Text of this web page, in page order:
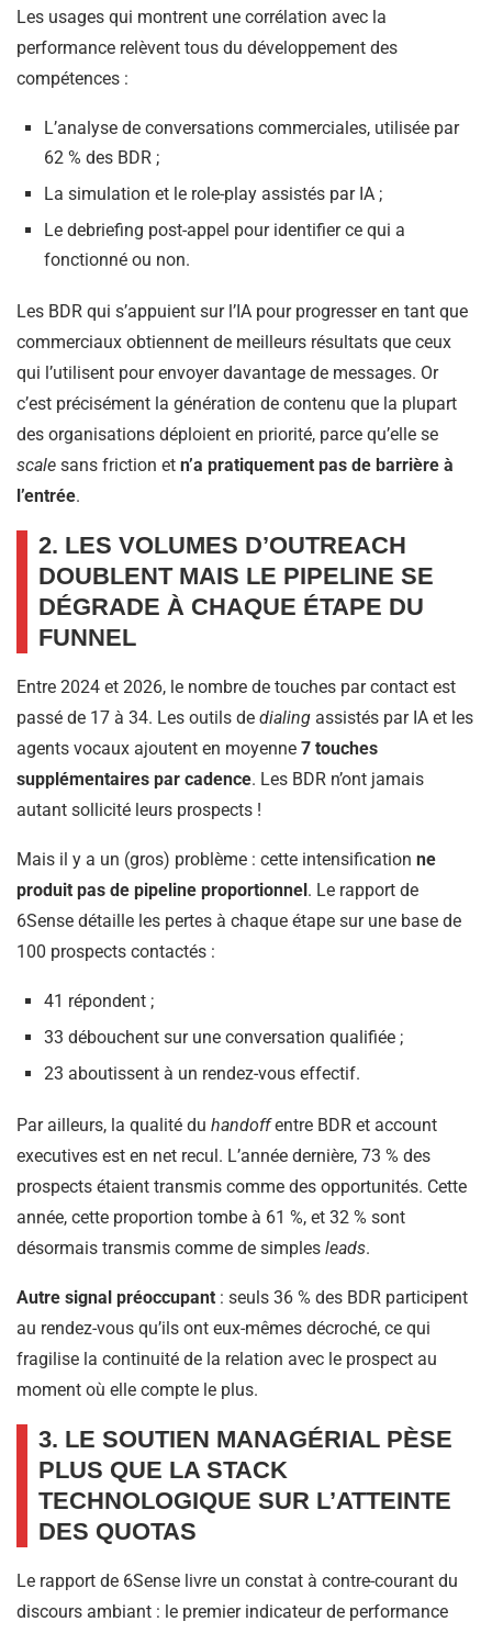
Les usages qui montrent une corrélation avec la
performance relèvent tous du développement des
compétences :
L’analyse de conversations commerciales, utilisée par
62 % des BDR ;
La simulation et le role-play assistés par IA ;
Le debriefing post-appel pour identifier ce qui a
fonctionné ou non.
Les BDR qui s’appuient sur l’IA pour progresser en tant que
commerciaux obtiennent de meilleurs résultats que ceux
qui l’utilisent pour envoyer davantage de messages. Or
c’est précisément la génération de contenu que la plupart
des organisations déploient en priorité, parce qu’elle se
scale sans friction et n’a pratiquement pas de barrière à
l’entrée.
2. LES VOLUMES D’OUTREACH
DOUBLENT MAIS LE PIPELINE SE
DÉGRADE À CHAQUE ÉTAPE DU
FUNNEL
Entre 2024 et 2026, le nombre de touches par contact est
passé de 17 à 34. Les outils de dialing assistés par IA et les
agents vocaux ajoutent en moyenne 7 touches
supplémentaires par cadence. Les BDR n’ont jamais
autant sollicité leurs prospects !
Mais il y a un (gros) problème : cette intensification ne
produit pas de pipeline proportionnel . Le rapport de
6Sense détaille les pertes à chaque étape sur une base de
100 prospects contactés :
41 répondent ;
33 débouchent sur une conversation qualifiée ;
23 aboutissent à un rendez-vous effectif.
Par ailleurs, la qualité du handoffentre BDR et account
executives est en net recul. L’année dernière, 73 % des
prospects étaient transmis comme des opportunités. Cette
année, cette proportion tombe à 61 %, et 32 % sont
désormais transmis comme de simples leads.
Autre signal préoccupant : seuls 36 % des BDR participent
au rendez-vous qu’ils ont eux-mêmes décroché, ce qui
fragilise la continuité de la relation avec le prospect au
moment où elle compte le plus.
3. LE SOUTIEN MANAGÉRIAL PÈSE
PLUS QUE LA STACK
TECHNOLOGIQUE SUR L’ATTEINTE
DES QUOTAS
Le rapport de 6Sense livre un constat à contre-courant du
discours ambiant : le premier indicateur de performance